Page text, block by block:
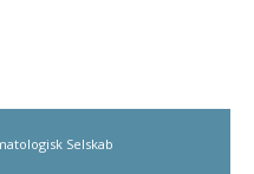
Selskab